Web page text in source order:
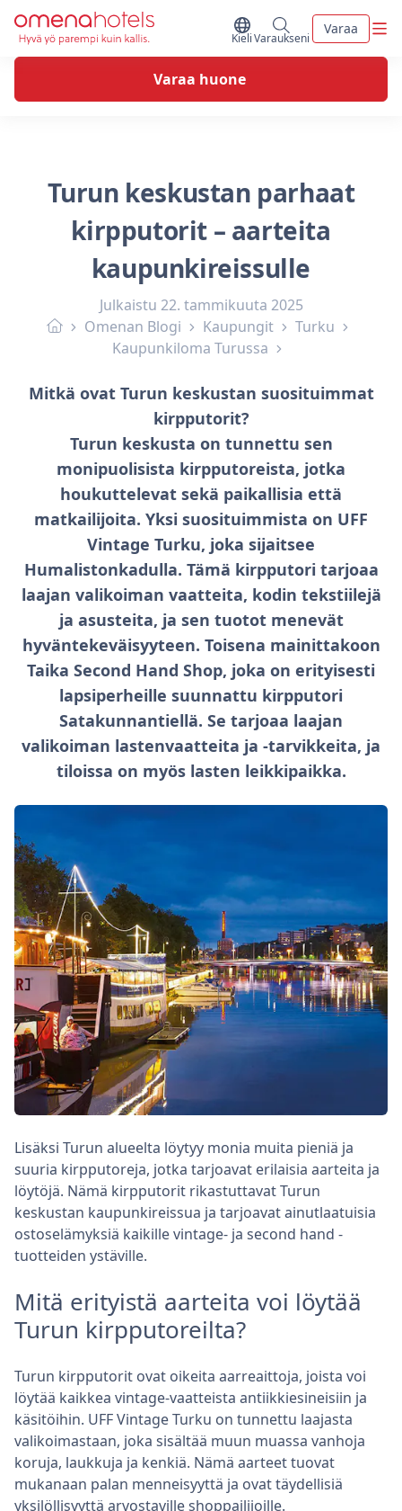
Skip to content
Vaihda kieltä
Kieli Minun varaukseni
Varaukseni
Varaa
Varaa huone
Turun keskustan parhaat
kirpputorit – aarteita
kaupunkireissulle
Julkaistu 22. tammikuuta 2025
Omenan Blogi
Kaupungit
Turku
Kaupunkiloma Turussa
Mitkä ovat Turun keskustan suosituimmat
kirpputorit?
Turun keskusta on tunnettu sen
monipuolisista kirpputoreista, jotka
houkuttelevat sekä paikallisia että
matkailijoita. Yksi suosituimmista on UFF
Vintage Turku, joka sijaitsee
Humalistonkadulla. Tämä kirpputori tarjoaa
laajan valikoiman vaatteita, kodin tekstiilejä
ja asusteita, ja sen tuotot menevät
hyväntekeväisyyteen. Toisena mainittakoon
Taika Second Hand Shop, joka on erityisesti
lapsiperheille suunnattu kirpputori
Satakunnantiellä. Se tarjoaa laajan
valikoiman lastenvaatteita ja -tarvikkeita, ja
tiloissa on myös lasten leikkipaikka.
Lisäksi Turun alueelta löytyy monia muita pieniä ja
suuria kirpputoreja, jotka tarjoavat erilaisia aarteita ja
löytöjä. Nämä kirpputorit rikastuttavat Turun
keskustan kaupunkireissua ja tarjoavat ainutlaatuisia
ostoselämyksiä kaikille vintage- ja second hand -
tuotteiden ystäville.
Mitä erityistä aarteita voi löytää
Turun kirpputoreilta?
Turun kirpputorit ovat oikeita aarreaittoja, joista voi
löytää kaikkea vintage-vaatteista antiikkiesineisiin ja
käsitöihin. UFF Vintage Turku on tunnettu laajasta
valikoimastaan, joka sisältää muun muassa vanhoja
koruja, laukkuja ja kenkiä. Nämä aarteet tuovat
mukanaan palan menneisyyttä ja ovat täydellisiä
yksilöllisyyttä arvostaville shoppailijoille.